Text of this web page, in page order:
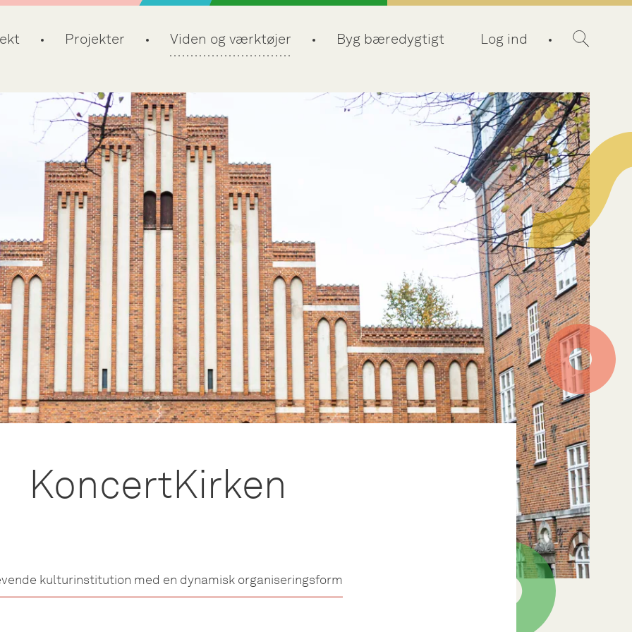
Projekter Viden og værktøjer Byg bæredygtigt Log ind
KoncertKirken
kulturinstitution med en dynamisk organiseringsform